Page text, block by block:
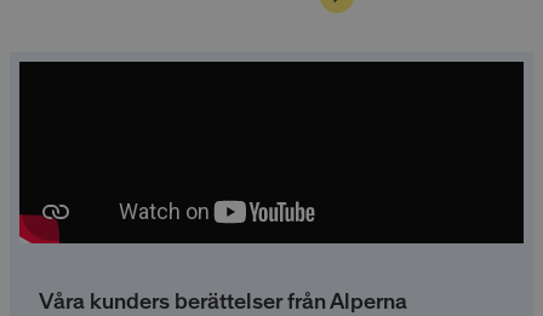
Våra kunders berättelser från Alperna